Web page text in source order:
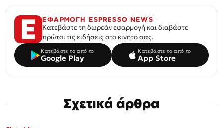
ΕΦΑΡΜΟΓΗ ESPRESSO NEWS
Κατεβάστε τη δωρεάν εφαρμογή και διαβάστε
πρώτοι τις ειδήσεις στο κινητό σας.
Κατεβάστε το από το
Google Play
Κατεβάστε το από το
App Store
Σχετικά άρθρα